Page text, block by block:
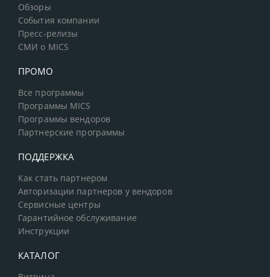
Обзоры
События компании
Пресс-релизы
СМИ о MICS
ПРОМО
Все программы
Программы MICS
Программы вендоров
Партнерские программы
ПОДДЕРЖКА
Как стать партнером
Авторизации партнеров у вендоров
Сервисные центры
Гарантийное обслуживание
Инструкции
КАТАЛОГ